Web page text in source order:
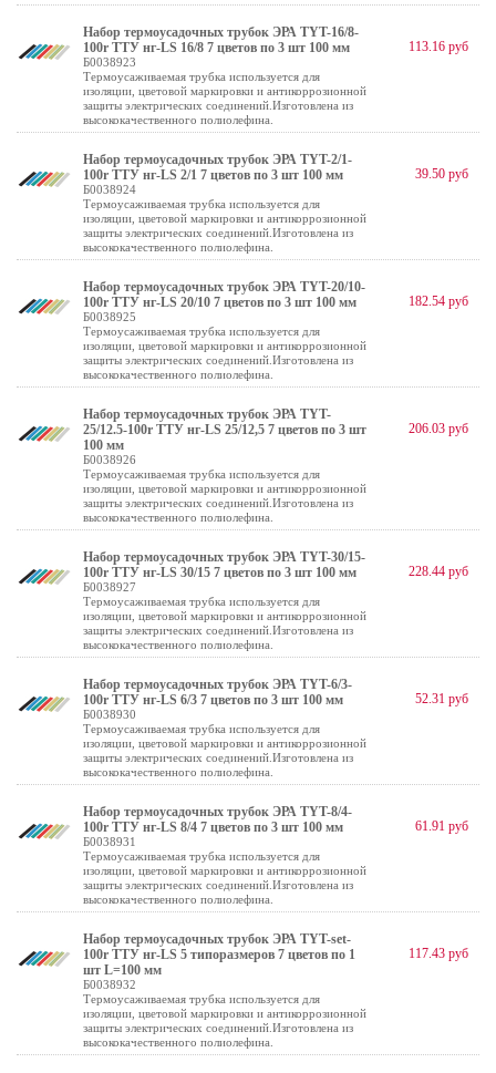
Набор термоусадочных трубок ЭРА TYT-16/8-
100r ТТУ нг-LS 16/8 7 цветов по 3 шт 100 мм
Б0038923
Термоусаживаемая трубка используется для
изоляции, цветовой маркировки и антикоррозионной
защиты электрических соединений.Изготовлена из
высококачественного полиолефина.
113.16 руб
Набор термоусадочных трубок ЭРА TYT-2/1-
100r ТТУ нг-LS 2/1 7 цветов по 3 шт 100 мм
Б0038924
Термоусаживаемая трубка используется для
изоляции, цветовой маркировки и антикоррозионной
защиты электрических соединений.Изготовлена из
высококачественного полиолефина.
39.50 руб
Набор термоусадочных трубок ЭРА TYT-20/10-
100r ТТУ нг-LS 20/10 7 цветов по 3 шт 100 мм
Б0038925
Термоусаживаемая трубка используется для
изоляции, цветовой маркировки и антикоррозионной
защиты электрических соединений.Изготовлена из
высококачественного полиолефина.
182.54 руб
Набор термоусадочных трубок ЭРА TYT-
25/12.5-100r ТТУ нг-LS 25/12,5 7 цветов по 3 шт
100 мм
Б0038926
Термоусаживаемая трубка используется для
изоляции, цветовой маркировки и антикоррозионной
защиты электрических соединений.Изготовлена из
высококачественного полиолефина.
206.03 руб
Набор термоусадочных трубок ЭРА TYT-30/15-
100r ТТУ нг-LS 30/15 7 цветов по 3 шт 100 мм
Б0038927
Термоусаживаемая трубка используется для
изоляции, цветовой маркировки и антикоррозионной
защиты электрических соединений.Изготовлена из
высококачественного полиолефина.
228.44 руб
Набор термоусадочных трубок ЭРА TYT-6/3-
100r ТТУ нг-LS 6/3 7 цветов по 3 шт 100 мм
Б0038930
Термоусаживаемая трубка используется для
изоляции, цветовой маркировки и антикоррозионной
защиты электрических соединений.Изготовлена из
высококачественного полиолефина.
52.31 руб
Набор термоусадочных трубок ЭРА TYT-8/4-
100r ТТУ нг-LS 8/4 7 цветов по 3 шт 100 мм
Б0038931
Термоусаживаемая трубка используется для
изоляции, цветовой маркировки и антикоррозионной
защиты электрических соединений.Изготовлена из
высококачественного полиолефина.
61.91 руб
Набор термоусадочных трубок ЭРА TYT-set-
100r ТТУ нг-LS 5 типоразмеров 7 цветов по 1
шт L=100 мм
Б0038932
Термоусаживаемая трубка используется для
изоляции, цветовой маркировки и антикоррозионной
защиты электрических соединений.Изготовлена из
высококачественного полиолефина.
117.43 руб